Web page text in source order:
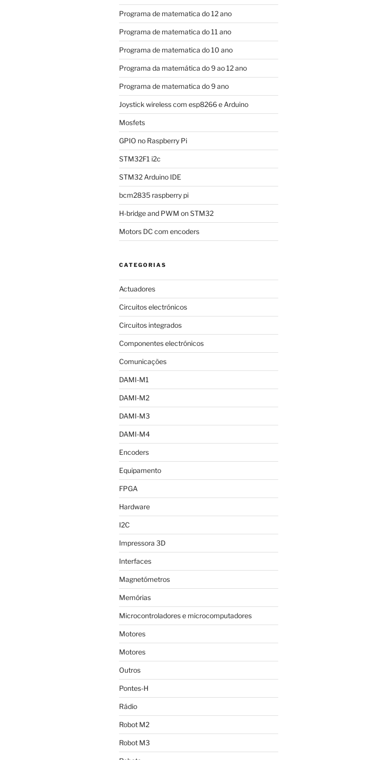
Programa de matematica do 12 ano
Programa de matematica do 11 ano
Programa de matematica do 10 ano
Programa da matemática do 9 ao 12 ano
Programa de matematica do 9 ano
Joystick wireless com esp8266 e Arduino
Mosfets
GPIO no Raspberry Pi
STM32F1 i2c
STM32 Arduino IDE
bcm2835 raspberry pi
H-bridge and PWM on STM32
Motors DC com encoders
CATEGORIAS
Actuadores
Circuitos electrónicos
Circuitos integrados
Componentes electrónicos
Comunicações
DAMI-M1
DAMI-M2
DAMI-M3
DAMI-M4
Encoders
Equipamento
FPGA
Hardware
I2C
Impressora 3D
Interfaces
Magnetómetros
Memórias
Microcontroladores e microcomputadores
Motores
Motores
Outros
Pontes-H
Rádio
Robot M2
Robot M3